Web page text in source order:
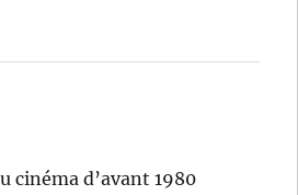
cinéma d’avant 1980